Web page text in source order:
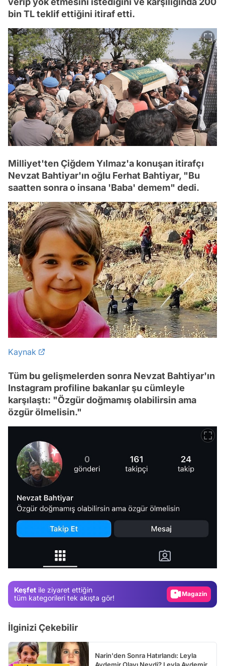
bin TL teklif ettiğini itiraf etti.
Milliyet'ten Çiğdem Yılmaz'a konuşan itirafçı
Nevzat Bahtiyar'ın oğlu Ferhat Bahtiyar, "Bu
saatten sonra o insana 'Baba' demem" dedi.
Kaynak
Tüm bu gelişmelerden sonra Nevzat Bahtiyar'ın
Instagram profiline bakanlar şu cümleyle
karşılaştı: "Özgür doğmamış olabilirsin ama
özgür ölmelisin."
Keşfet ile ziyaret ettiğin
tüm kategorileri tek akışta gör!
Magazin
İlginizi Çekebilir
Narin'den Sonra Hatırlandı: Leyla